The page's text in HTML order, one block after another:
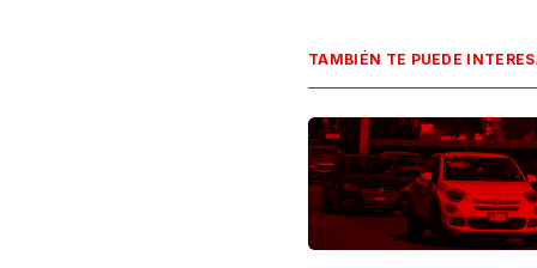
TAMBIÉN TE PUEDE